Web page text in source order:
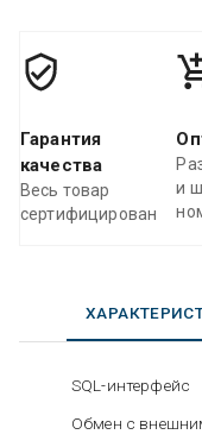
Гарантия
качества
Весь товар
сертифицирован
и
SQL-интерфейс
Обмен с